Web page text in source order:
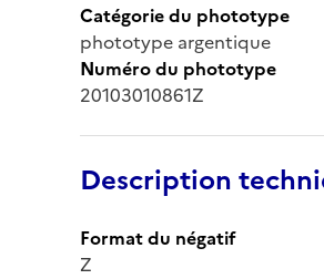
Catégorie du phototype
phototype argentique
Numéro du phototype
20103010861Z
Description
Format du négatif
Z